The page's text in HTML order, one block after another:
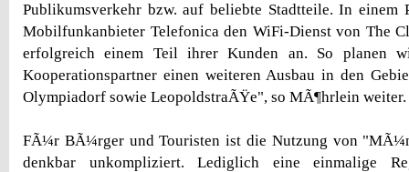
Publikumsverkehr bzw. auf beliebte Stadtteile. In einem
Mobilfunkanbieter Telefonica den WiFi-Dienst von The
erfolgreich einem Teil ihrer Kunden an. So planen
Kooperationspartner einen weiteren Ausbau in den
Olympiadorf sowie LeopoldstraÃŸe", so MÃ¶hrlein weiter.
FÃ¼r BÃ¼rger und Touristen ist die Nutzung von
denkbar unkompliziert. Lediglich eine einmalige